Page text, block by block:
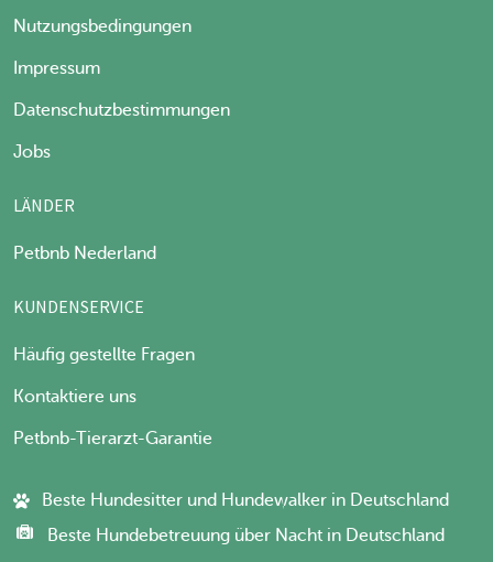
Nutzungsbedingungen
Impressum
Datenschutzbestimmungen
Jobs
LÄNDER
Petbnb Nederland
KUNDENSERVICE
Häufig gestellte Fragen
Kontaktiere uns
Petbnb-Tierarzt-Garantie
Beste Hundesitter und Hundewalker in Deutschland
Beste Hundebetreuung über Nacht in Deutschland